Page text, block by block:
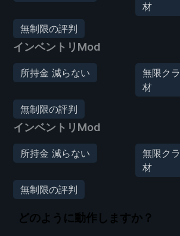
材
無制限の評判
インベントリMod
所持金 減らない
無限ク
材
無制限の評判
インベントリMod
所持金 減らない
無限ク
材
無制限の評判
どのように動作しますか？